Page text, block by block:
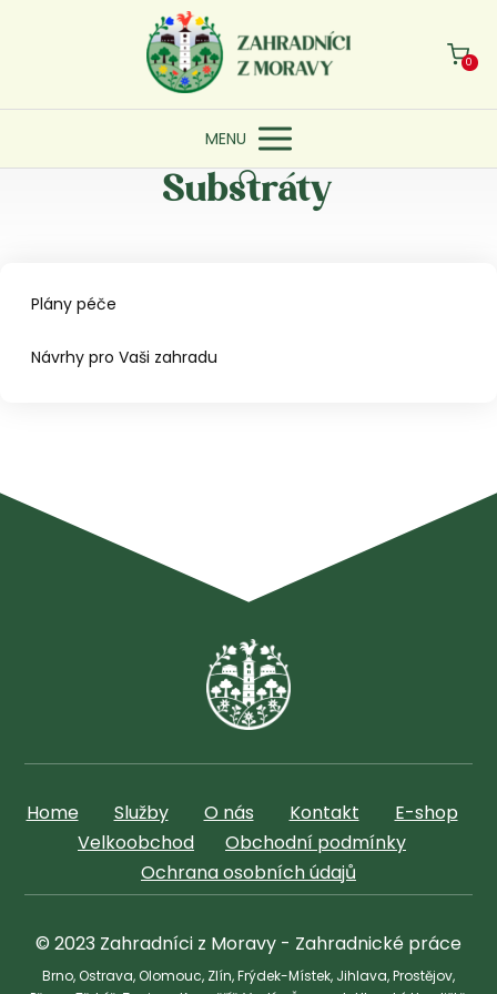
0
MENU
Substráty
Plány péče
Návrhy pro Vaši zahradu
Home Služby O nás Kontakt
E-shop
Velkoobchod
Obchodní podmínky
Ochrana osobních údajů
© 2023 Zahradníci z Moravy - Zahradnické práce
Brno, Ostrava, Olomouc, Zlín, Frýdek-Místek, Jihlava, Prostějov,